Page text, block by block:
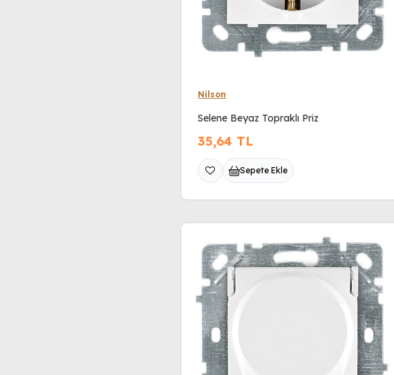
Nilson
Selene Beyaz Topraklı Priz
35,64 TL
Sepete Ekle